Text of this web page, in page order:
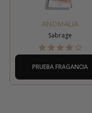
ANOMALIA
Sabrage
PRUEBA FRAGANCIA